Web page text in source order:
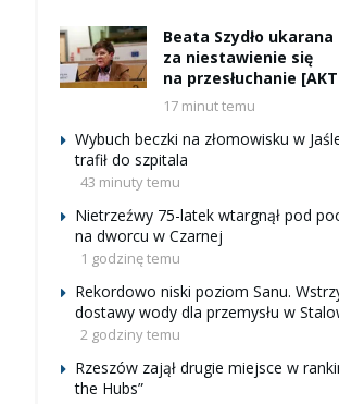
Beata Szydło
za niestawienie się
na przesłuchanie
17 minut temu
Wybuch beczki na złomowisku w
trafił do szpitala
43 minuty temu
Nietrzeźwy 75-latek wtargnął pod
na dworcu w Czarnej
1 godzinę temu
Rekordowo niski poziom Sanu.
dostawy wody dla przemysłu w
2 godziny temu
Rzeszów zajął drugie miejsce w
the Hubs”